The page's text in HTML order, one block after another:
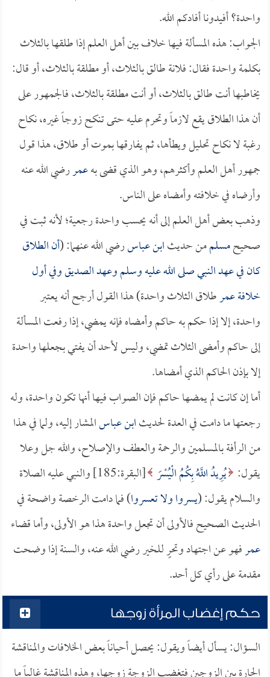
واحدة؟ أفيدونا أفادكم الله.
الجواب: هذه المسألة فيها خلاف بين أهل العلم إذا طلقها بالثلاث
بكلمة واحدة فقال: فلانة طالق بالثلاث، أو مطلقة بالثلاث، أو قال:
يخاطبها أنت طالق بالثلاث، أو أنت مطلقة بالثلاث، فالجمهور على
أن هذا الطلاق يقع لازماً وتحرم عليه حتى تنكح زوجاً غيره، نكاح
رغبة لا نكاح تحليل ويطأها، ثم يفارقها بموت أو طلاق، هذا قول
جمهور أهل العلم وأكثرهم، وهو الذي قضى بهعمررضي الله عنه
وأرضاه في خلافته وأمضاه على الناس.
وذهب بعض أهل العلم إلى أنه يحسب واحدة رجعية؛ لأنه ثبت في
صحيحمسلممن حديثابن عباسرضي الله عنهما: (أن الطلاق
كان في عهد النبي صلى الله عليه وسلم وعهدالصديقوفي أول
خلافةعمرطلاق الثلاث واحدة) هذا القول أرجح أنه يعتبر
واحدة، إلا إذا حكم به حاكم وأمضاه فإنه يمضي، إذا رفعت المسألة
إلى حاكم وأمضى الثلاث تمضي، وليس لأحد أن يفتي بجعلها واحدة
إلا بإذن الحاكم الذي أمضاها.
أما إن كانت لم يمضها حاكم فإن الصواب فيها أنها تكون واحدة، وله
رجعتها ما دامت في العدة لحديثابن عباسالمشار إليه، ولما في هذا
من الرأفة بالمسلمين والرحمة والعطف والإصلاح، والله جل وعلا
يقول: يُرِيدُ اللَّهُ بِكُمُ الْيُسْرَ
[البقرة:185] والنبي عليه الصلاة
والسلام يقول: (يسروا ولا تعسروا) فما دامت الرخصة واضحة في
الحديث الصحيح فالأولى أن تجعل واحدة هذا هو الأولى، وأما قضاء
عمرفهو عن اجتهاد وتحرٍ للخير رضي الله عنه، والسنة إذا وضحت
مقدمة على رأي كل أحد.
حكم إغضاب المرأة زوجها
السؤال: يسأل أيضاً ويقول: يحصل أحياناً بعض الخلافات والمناقشة